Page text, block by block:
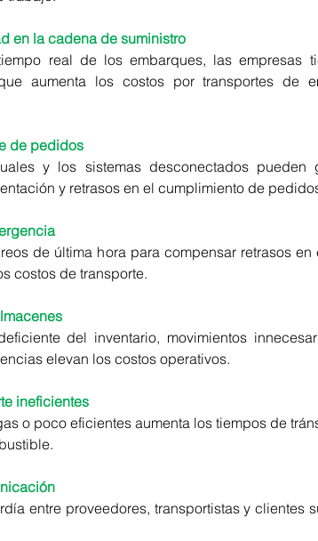
en la cadena de suministro
real de los embarques, las empresas
aumenta los costos por transportes de
de pedidos
y los sistemas desconectados pueden
y retrasos en el cumplimiento de
de última hora para compensar retrasos
costos de transporte.
del inventario, movimientos
elevan los costos operativos.
ineficientes
o poco eficientes aumenta los tiempos de
entre proveedores, transportistas y clientes